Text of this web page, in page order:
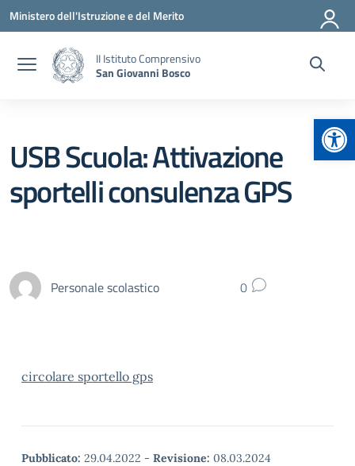
Vai ai contenuti
Vai al menu di navigazione
Vai al footer
Ministero dell'Istruzione e del Merito
II Istituto Comprensivo
San Giovanni Bosco
USB Scuola: Attivazione
sportelli consulenza GPS
Personale scolastico 0
circolare sportello gps
Pubblicato: 29.04.2022 - Revisione: 08.03.2024